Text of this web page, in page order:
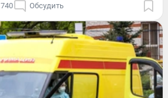
740 Обсудить